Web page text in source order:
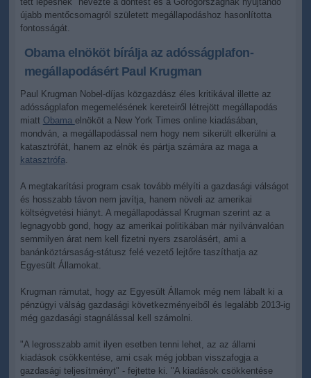
újabb mentőcsomagról született megállapodáshoz hasonlította
fontosságát.
Obama elnököt bírálja az adósságplafon-
megállapodásért Paul Krugman
Paul Krugman Nobel-díjas közgazdász éles kritikával illette az
adósságplafon megemelésének kereteiről létrejött megállapodás
miatt Obama elnököt a New York Times online kiadásában,
mondván, a megállapodással nem hogy nem sikerült elkerülni a
katasztrófát, hanem az elnök és pártja számára az maga a
katasztrófa.
A megtakarítási program csak tovább mélyíti a gazdasági válságot
és hosszabb távon nem javítja, hanem növeli az amerikai
költségvetési hiányt. A megállapodással Krugman szerint az a
legnagyobb gond, hogy az amerikai politikában már nyilvánvalóan
semmilyen árat nem kell fizetni nyers zsarolásért, ami a
banánköztársaság-státusz felé vezető lejtőre taszíthatja az
Egyesült Államokat.
Krugman rámutat, hogy az Egyesült Államok még nem lábalt ki a
pénzügyi válság gazdasági következményeiből és legalább 2013-ig
még gazdasági stagnálással kell számolni.
"A legrosszabb amit ilyen esetben tenni lehet, az az állami
kiadások csökkentése, ami csak még jobban visszafogja a
gazdasági teljesítményt" - fejtette ki. "A kiadások csökkentése